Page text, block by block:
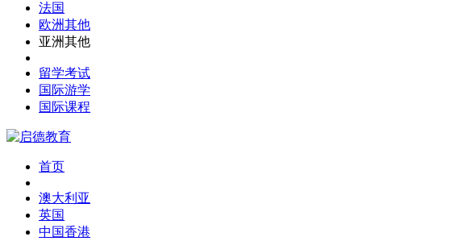
法国
欧洲其他
亚洲其他
留学考试
国际游学
国际课程
首页
澳大利亚
英国
中国香港